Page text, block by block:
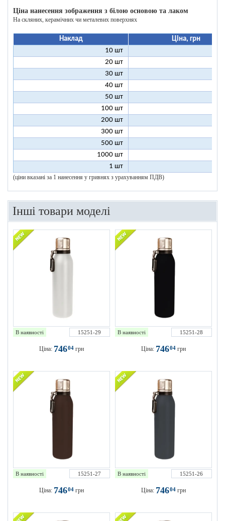
Ціна нанесення зображення з білою основою та лаком
На скляних, керамічних чи металевих поверхнях
Наклад
Ціна, грн
10 шт
20 шт
30 шт
40 шт
50 шт
100 шт
200 шт
300 шт
500 шт
1000 шт
1 шт
(ціни вказані за 1 нанесення у гривнях з урахуванням ПДВ)
Інші товари моделі
В наявності 15251-29
Ціна: 74604 грн
В наявності 15251-28
Ціна: 74604 грн
В наявності 15251-27
Ціна: 74604 грн
В наявності 15251-26
Ціна: 74604 грн